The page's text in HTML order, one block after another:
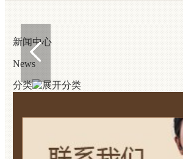
新闻中心
News
分类